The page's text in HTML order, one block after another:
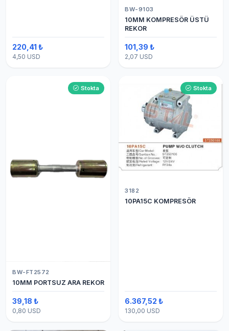
220,41 ₺
4,50 USD
BW-9103
10MM KOMPRESÖR ÜSTÜ
REKOR
101,39 ₺
2,07 USD
Stokta
BW-FT2572
10MM PORTSUZ ARA REKOR
39,18 ₺
0,80 USD
Stokta
3182
10PA15C KOMPRESÖR
6.367,52 ₺
130,00 USD